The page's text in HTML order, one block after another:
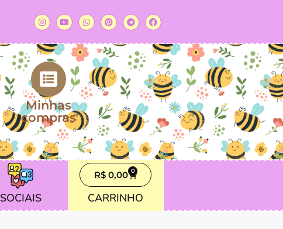
Minhas
compras
SOCIAIS
R$ 0,00 0
CARRINHO